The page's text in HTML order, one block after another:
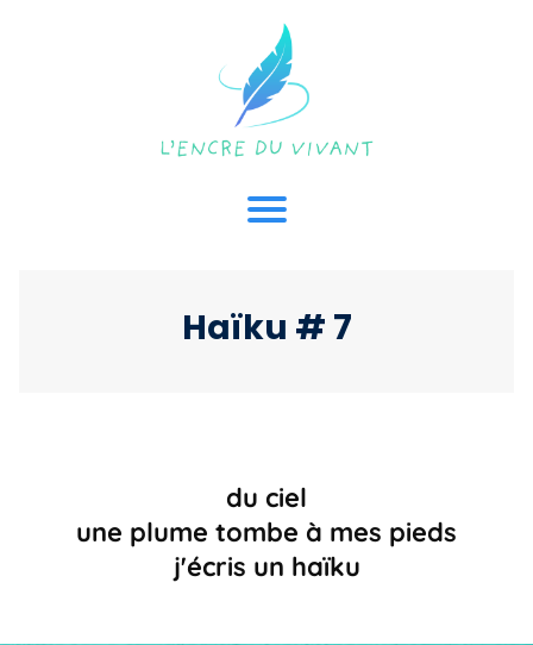
Haïku # 7
du ciel
une plume tombe à mes pieds
j'écris un haïku